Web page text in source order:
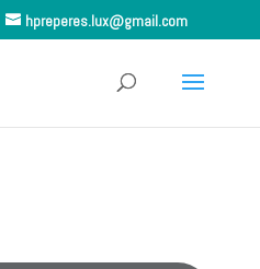
hpreperes.lux@gmail.com